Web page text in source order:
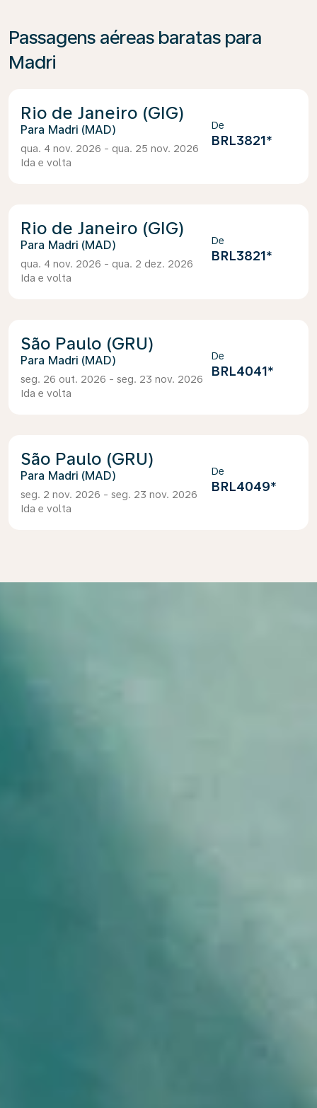
Passagens aéreas baratas para
Madri
Rio de Janeiro (GIG)
Madri (MAD)
qua. 4 nov. 2026 - qua. 25 nov. 2026
Ida e volta
De
BRL3821*
Rio de Janeiro (GIG)
Madri (MAD)
qua. 4 nov. 2026 - qua. 2 dez. 2026
Ida e volta
De
BRL3821*
São Paulo (GRU)
Madri (MAD)
seg. 26 out. 2026 - seg. 23 nov. 2026
Ida e volta
De
BRL4041*
São Paulo (GRU)
Madri (MAD)
seg. 2 nov. 2026 - seg. 23 nov. 2026
Ida e volta
De
BRL4049*